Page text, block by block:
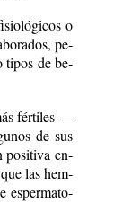
o
pe­
ti­pos de be­
fér­ti­les —
de sus
po­si­ti­va en­
las hem­
es­per­ma­to­